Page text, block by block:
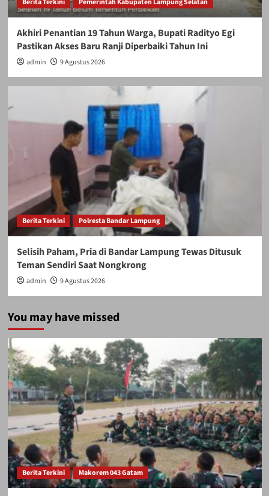
Akhiri Penantian 19 Tahun Warga, Bupati Radityo Egi
Pastikan Akses Baru Ranji Diperbaiki Tahun Ini
admin 9 Agustus 2026
Berita Terkini Polresta Bandar Lampung
Selisih Paham, Pria di Bandar Lampung Tewas Ditusuk
Teman Sendiri Saat Nongkrong
admin 9 Agustus 2026
You may have missed
Berita Terkini Makorem 043 Gatam